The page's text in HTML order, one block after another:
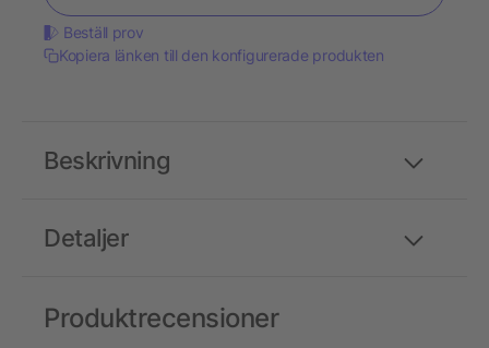
Beställ prov
Kopiera länken till den konfigurerade produkten
Detaljer
Beskrivning
Produktrecensioner